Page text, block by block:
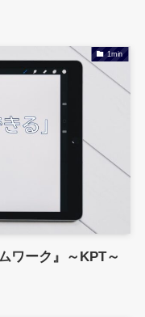
1min
ワーク』～KPT～